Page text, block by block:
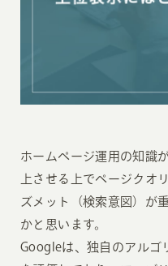
ホームページ運用の知識
上させる上でページクオ
ズメット（検索意図）が
かと思います。
Googleは、独自のアルゴ